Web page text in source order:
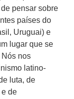
pensar sobre
países do
Uruguai) e
lugar que se
nos
latino-
luta, de
e de